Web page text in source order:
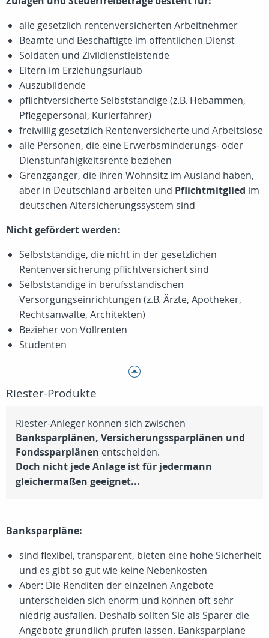
alle gesetzlich rentenversicherten Arbeitnehmer
Beamte und Beschäftigte im öffentlichen Dienst
Soldaten und Zivildienstleistende
Eltern im Erziehungsurlaub
Auszubildende
pflichtversicherte Selbstständige (z.B. Hebammen,
Pflegepersonal, Kurierfahrer)
freiwillig gesetzlich Rentenversicherte und Arbeitslose
alle Personen, die eine Erwerbsminderungs- oder
Dienstunfähigkeitsrente beziehen
Grenzgänger, die ihren Wohnsitz im Ausland haben,
aber in Deutschland arbeiten und Pflichtmitglied im
deutschen Altersicherungssystem sind
Nicht gefördert werden:
Selbstständige, die nicht in der gesetzlichen
Rentenversicherung pflichtversichert sind
Selbstständige in berufsständischen
Versorgungseinrichtungen (z.B. Ärzte, Apotheker,
Rechtsanwälte, Architekten)
Bezieher von Vollrenten
Studenten
Riester-Produkte
Riester-Anleger können sich zwischen
Banksparplänen, Versicherungssparplänen und
Fondssparplänen entscheiden.
Doch nicht jede Anlage ist für jedermann
gleichermaßen geeignet...
Banksparpläne:
sind flexibel, transparent, bieten eine hohe Sicherheit
und es gibt so gut wie keine Nebenkosten
Aber: Die Renditen der einzelnen Angebote
unterscheiden sich enorm und können oft sehr
niedrig ausfallen. Deshalb sollten Sie als Sparer die
Angebote gründlich prüfen lassen. Banksparpläne